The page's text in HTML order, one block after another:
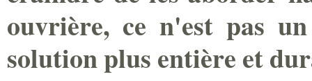
ouvrière, ce n'est pas
solution plus entière et